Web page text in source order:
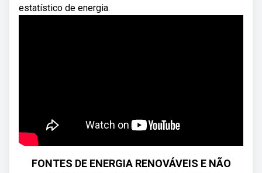
estatístico de energia.
FONTES DE ENERGIA RENOVÁVEIS E NÃO